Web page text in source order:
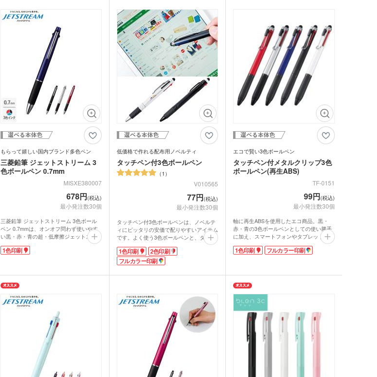
もらって嬉しい国内ブランド多色ペン
三菱鉛筆 ジェットストリーム 3
色ボールペン 0.7mm
MISXE380007
678円(税込)
最小発注数30個
三菱鉛筆 ジェットストリーム 3色ボール
ペン 0.7mmは、オンオフ問わず使いやす
い黒・赤・青の超・低摩擦ジェットストリ
ームインク搭載。0.7mmのボール径なの
で、書類などに文字をしっかり書くのに最
とどまらず海外でも大人気!誰もがもらっ
て嬉しいノベルティです。
軸に1色で企業名や学校名を印刷できま
す。普段使いしやすい多色ボールペンは、
名入れすれば宣伝効果抜群!周年記念品や
卒業記念品にピッタリな、オリジナル化粧
1色印刷
低価格で作れる配布用ノベルティ
タッチペン付3色ボールペン
1
V010565
77円(税込)
最小発注数30個
タッチペン付3色ボールペンは、ノベルテ
ィにピッタリの安価で配りやすいアイテム
です。よく使う3色ボールペンと、タッチ
ペンがドッキング。ポケットや手帳に1本
あれば筆箱いらずで便利!ボールペンのイ
ンクはドイツ製で、ペン先は0.7mmと太め
かな書き心地です。
お選びいただけます。商品価格が安価なの
で、予算内でフルカラー印刷も可能かも?
ポストインでDMと一緒に郵送配布もでき
ます。展示会での配布用や、学習塾などの
入会特典などにおすすめです。
動画提供 : SELECTIONS
1色印刷
2色印刷
フルカラー印刷
エコで賢い3色ボールペン
タッチペン付メタルクリップ3色
ボールペン(再生ABS)
TF-0151
99円(税込)
最小発注数30個
軸に再生ABSを使用したエコ商品。黒・
赤・青の3色ボールペンとしての使い勝手
に加え、スマートフォンやタブレット操作
が便利になるシリコーンゴム製のタッチペ
ン付き。スタイリッシュなメタル素材のバ
に使えるボールペンは、展示会やオープン
キャンパスのノベルティとして最適。軸に
は1色印刷またはフルカラー印刷が可能
で、ロゴをしっかりアピールできます。
1色印刷 フルカラー印刷
短納期エコバッグ・トート
バッグ・巾着
オリジナルグラス・ビアグ
ラス
ボトルホルダー・ペットボ
トルホルダー
バインダー・クリップボー
フォトフレーム
ペンケース・筆箱 ペン立て・トレイ
ケース・マルチケース
ブックカバー・ルーペ・し
おり
印鑑・印鑑ケース・スタン
電卓・レターカッター・ホ
ッチキス他
ノベルティ付箋 短納期付箋（ふせん）
名入れクリアファイル（箔
押し・シルク）
ドキュメントファイル・そ
の他ファイル
ジェットストリーム ボールペン(単色)
多色ペン シャープペン
サインペン・筆ペン マーカー・蛍光ペン
ペンセット・文具セット 消しゴム・修正テープ
メタルキーホルダー・金属
製キーホルダー
木製キーホルダー・ウッド
キーホルダー
万年カレンダー
記念品 ボトル・水筒
記念品 バッグ 記念品 時計
記念品 ボールペン・筆記
記念品 タオル
記念品 モバイルバッテリ
ー・充電器
記念品 USBグッズ
記念品 防災グッズ
オリジナルハンカチタオル
オリジナルミニハンカチタ
オル
オリジナルマフラータオル オリジナルスポーツタオル
名入れタオル・粗品タオル ノベルティタオル
タッチペン タブレットケース
スマホクリーナー・マイク
ロファイバークロス
スマホリング スマホ関連アクセサリー
PCクリーナー
電灯
防犯ブザー・ホイッスル アルミブランケット他
傘カバー・雨具
オリジナル コースター
ランチボックス・お弁当
箱・フードポット
キッチン 消耗品 キッチン雑貨
ライト・ランタン ウェットティッシュ